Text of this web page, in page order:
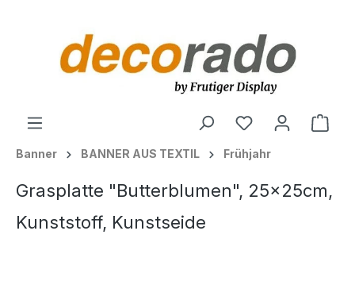
Banner BANNER AUS TEXTIL Frühjahr
Grasplatte "Butterblumen", 25x25cm,
Kunststoff, Kunstseide